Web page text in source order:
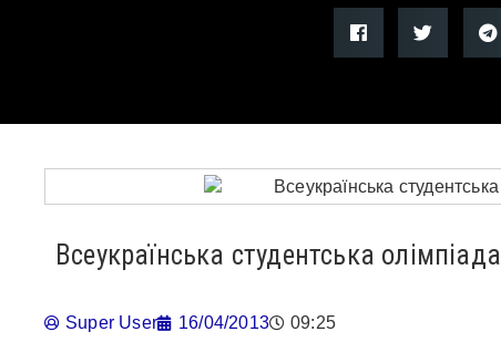
Всеукраїнська студентська олімпіада
Super User 16/04/2013 09:25